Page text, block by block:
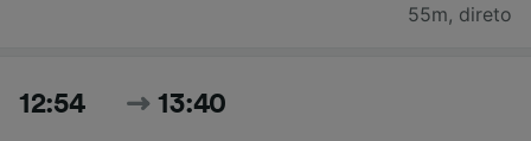
55m, direto
12:54 13:40